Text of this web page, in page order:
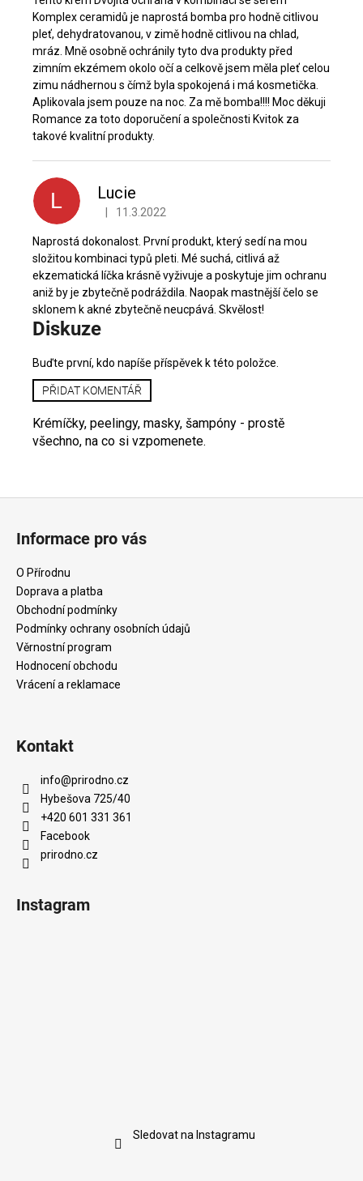
Komplex ceramidů je naprostá bomba pro hodně citlivou
pleť, dehydratovanou, v zimě hodně citlivou na chlad,
mráz. Mně osobně ochránily tyto dva produkty před
zimním ekzémem okolo očí a celkově jsem měla pleť celou
zimu nádhernou s čímž byla spokojená i má kosmetička.
Aplikovala jsem pouze na noc. Za mě bomba!!!! Moc děkuji
Romance za toto doporučení a společnosti Kvitok za
takové kvalitní produkty.
L Lucie
Hodnocení produktu je 5 z 5 hvězdiček.
11.3.2022
Naprostá dokonalost. První produkt, který sedí na mou
složitou kombinaci typů pleti. Mé suchá, citlivá až
ekzematická líčka krásně vyživuje a poskytuje jim ochranu
aniž by je zbytečně podráždila. Naopak mastnější čelo se
sklonem k akné zbytečně neucpává. Skvělost!
Diskuze
Buďte první, kdo napíše příspěvek k této položce.
PŘIDAT KOMENTÁŘ
Krémíčky, peelingy, masky, šampóny - prostě
všechno, na co si vzpomenete.
Informace pro vás
O Přírodnu
Doprava a platba
Obchodní podmínky
Podmínky ochrany osobních údajů
Věrnostní program
Hodnocení obchodu
Vrácení a reklamace
Kontakt
info@prirodno.cz
Hybešova 725/40
+420 601 331 361
Facebook
prirodno.cz
Instagram
Sledovat na Instagramu